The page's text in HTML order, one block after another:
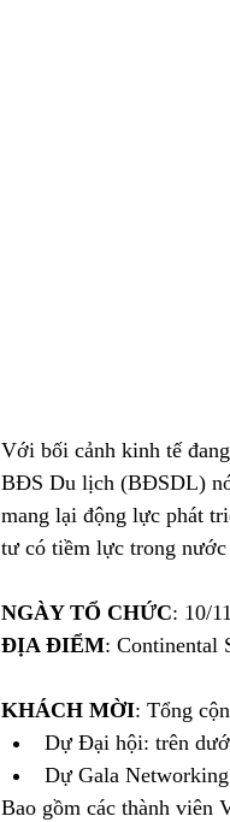
Với bối cảnh kinh tế
BĐS Du lịch (BĐSDL)
mang lại động lực phát
tư có tiềm lực trong nước
NGÀY TỔ CHỨC: 10/
ĐỊA ĐIỂM: Continental
KHÁCH MỜI: Tổng
Dự Đại hội: trên
Dự Gala
Bao gồm các thành viên